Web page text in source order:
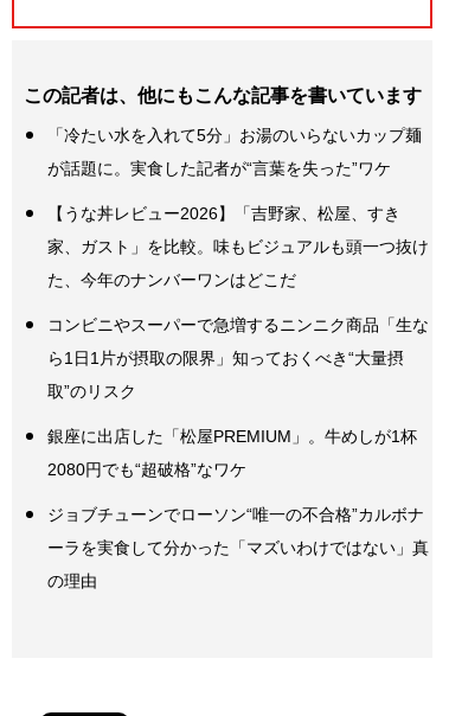
この記者は、他にもこんな記事を書いています
「冷たい水を入れて5分」お湯のいらないカップ麺
が話題に。実食した記者が“言葉を失った”ワケ
【うな丼レビュー2026】「吉野家、松屋、すき
家、ガスト」を比較。味もビジュアルも頭一つ抜け
た、今年のナンバーワンはどこだ
コンビニやスーパーで急増するニンニク商品「生な
ら1日1片が摂取の限界」知っておくべき“大量摂
取”のリスク
銀座に出店した「松屋PREMIUM」。牛めしが1杯
2080円でも“超破格”なワケ
ジョブチューンでローソン“唯一の不合格”カルボナ
ーラを実食して分かった「マズいわけではない」真
の理由